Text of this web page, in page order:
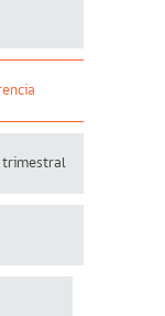
trimestral